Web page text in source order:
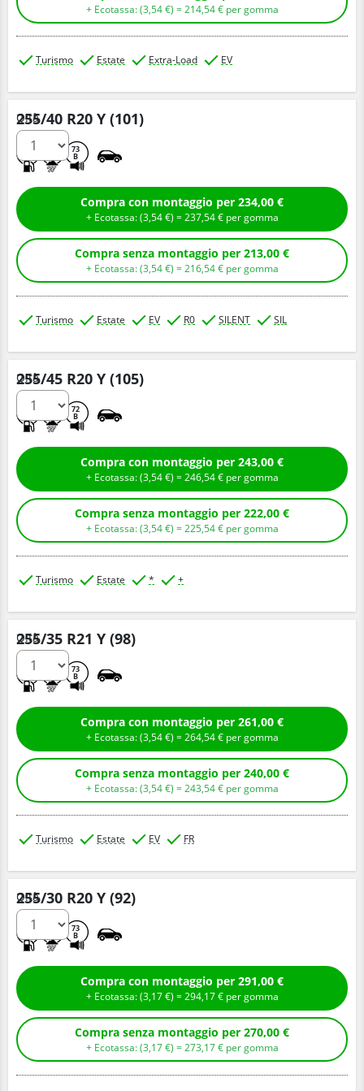
+ Ecotassa: (3,54€ ) =214,54€ per gomma
Turismo Estate Extra-Load EV
255/40 R20 Y (101)
73
B
Q.tà
Compra con montaggio per 234,00 €
+ Ecotassa: (3,54€ ) =237,54€ per gomma
Compra senza montaggio per 213,00 €
+ Ecotassa: (3,54€ ) =216,54€ per gomma
Turismo Estate EV R0 SILENT SIL
255/45 R20 Y (105)
72
B
Q.tà
Compra con montaggio per 243,00 €
+ Ecotassa: (3,54€ ) =246,54€ per gomma
Compra senza montaggio per 222,00 €
+ Ecotassa: (3,54€ ) =225,54€ per gomma
Turismo Estate * +
255/35 R21 Y (98)
73
B
Q.tà
Compra con montaggio per 261,00 €
+ Ecotassa: (3,54€ ) =264,54€ per gomma
Compra senza montaggio per 240,00 €
+ Ecotassa: (3,54€ ) =243,54€ per gomma
Turismo Estate EV FR
255/30 R20 Y (92)
73
B
Q.tà
Compra con montaggio per 291,00 €
+ Ecotassa: (3,17€ ) =294,17€ per gomma
Compra senza montaggio per 270,00 €
+ Ecotassa: (3,17€ ) =273,17€ per gomma